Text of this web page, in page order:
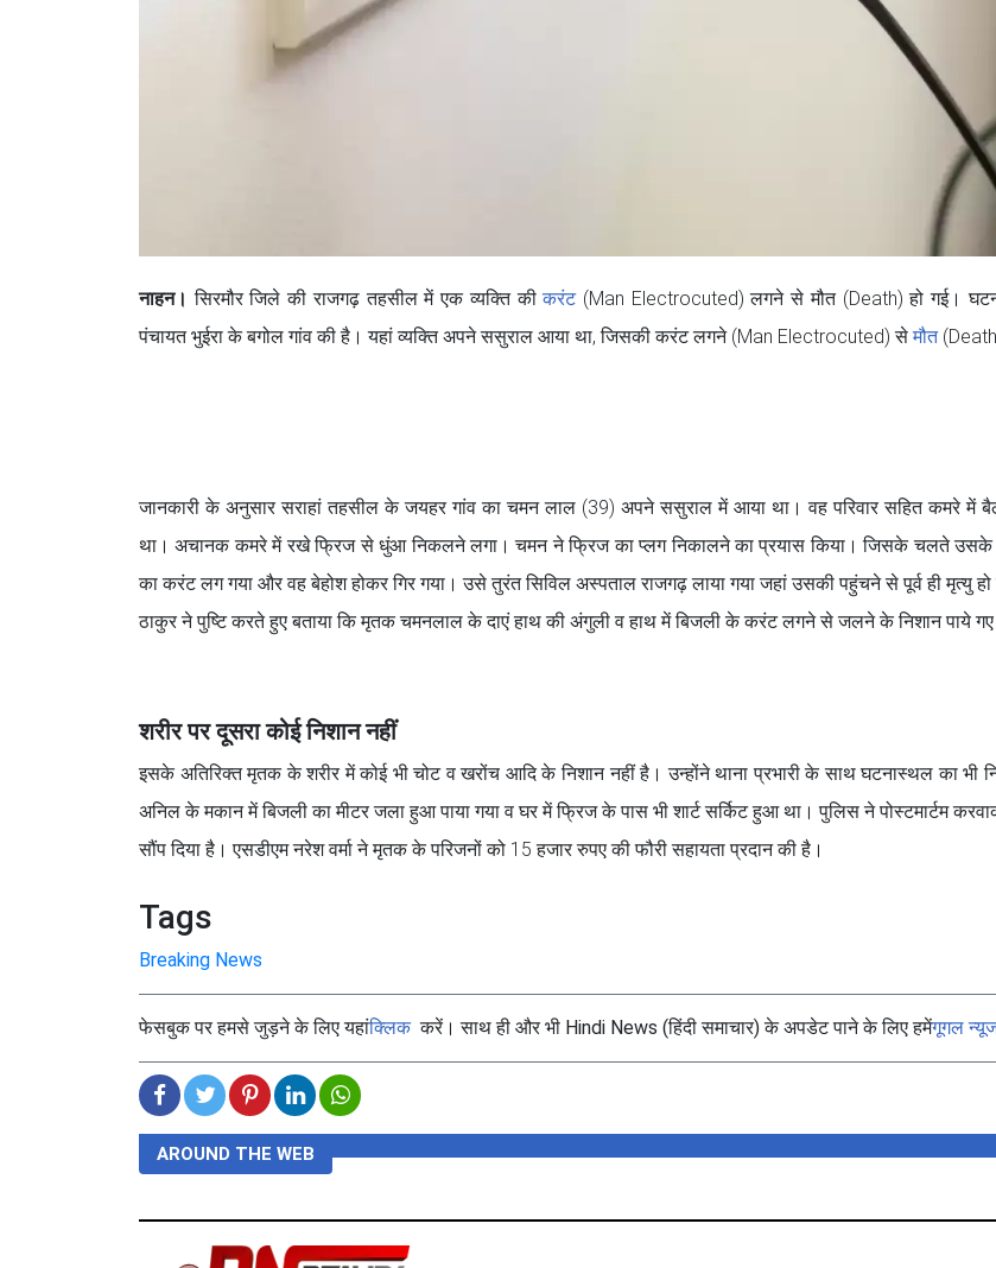
नाहन। सिरमौर जिले की राजगढ़ तहसील में एक व्यक्ति कीकरंट(Man Electrocuted) लगने से मौत (Death) हो गई।
पंचायत भुईरा के बगोल गांव की है। यहां व्यक्ति अपने ससुराल आया था, जिसकी करंट लगने (Man Electrocuted) सेमौत
जानकारी के अनुसार सराहां तहसील के जयहर गांव का चमन लाल (39) अपने ससुराल में आया था। वह परिवार सहित कमरे में
था। अचानक कमरे में रखे फ्रिज से धुंआ निकलने लगा। चमन ने फ्रिज का प्लग निकालने का प्रयास किया। जिसके चलते उसके
का करंट लग गया और वह बेहोश होकर गिर गया। उसे तुरंत सिविल अस्पताल राजगढ़ लाया गया जहां उसकी पहुंचने से पूर्व ही मृत्यु हो
ठाकुर ने पुष्टि करते हुए बताया कि मृतक चमनलाल के दाएं हाथ की अंगुली व हाथ में बिजली के करंट लगने से जलने के निशान पाये गए
शरीर पर दूसरा कोई निशान नहीं
इसके अतिरिक्त मृतक के शरीर में कोई भी चोट व खरोंच आदि के निशान नहीं है। उन्होंने थाना प्रभारी के साथ घटनास्थल का भी
अनिल के मकान में बिजली का मीटर जला हुआ पाया गया व घर में फ्रिज के पास भी शार्ट सर्किट हुआ था। पुलिस ने पोस्टमार्टम
सौंप दिया है। एसडीएम नरेश वर्मा ने मृतक के परिजनों को 15 हजार रुपए की फौरी सहायता प्रदान की है।
Tags
Breaking News
फेसबुक पर हमसे जुड़ने के लिए यहांक्लिककरें। साथ ही और भी Hindi News (हिंदी समाचार) के अपडेट पाने के लिए हमेंगूगल
AROUND THE WEB